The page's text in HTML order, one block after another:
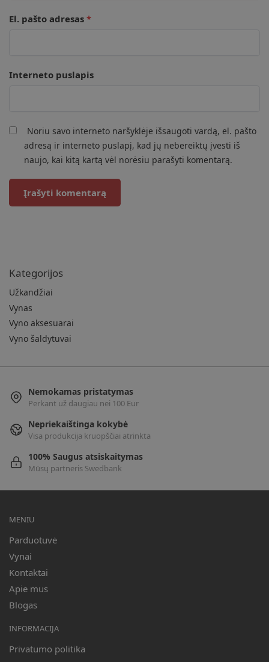
El. pašto adresas *
Interneto puslapis
Noriu savo interneto naršyklėje išsaugoti vardą, el. pašto
adresą ir interneto puslapį, kad jų nebereiktų įvesti iš
naujo, kai kitą kartą vėl norėsiu parašyti komentarą.
Kategorijos
Užkandžiai
Vynas
Vyno aksesuarai
Vyno šaldytuvai
Nemokamas pristatymas
Perkant už daugiau nei 100 Eur
Nepriekaištinga kokybė
Visa produkcija kruopščiai atrinkta
100% Saugus atsiskaitymas
Mūsų partneris Swedbank
MENIU
Parduotuvė
Vynai
Kontaktai
Apie mus
Blogas
INFORMACIJA
Privatumo politika